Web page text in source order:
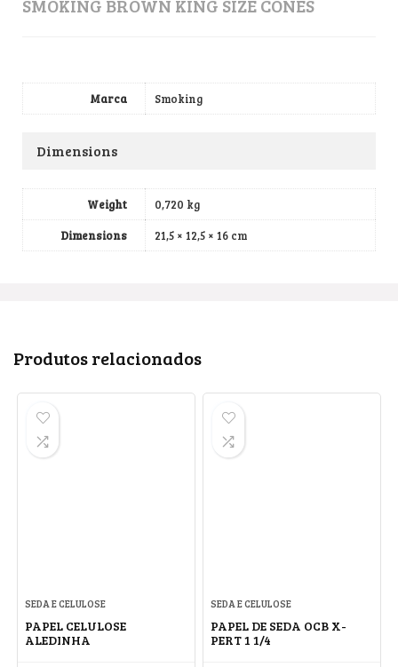
SMOKING BROWN KING SIZE CONES
Marca Smoking
Dimensions
Weight
0,720 kg
Dimensions
21,5 × 12,5 × 16 cm
Produtos relacionados
SEDA E CELULOSE
PAPEL CELULOSE
ALEDINHA
SEDA E CELULOSE
PAPEL DE SEDA OCB X-
PERT 1 1/4